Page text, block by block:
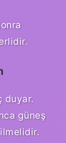
duyar.
güneş